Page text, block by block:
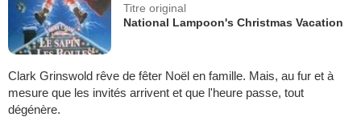
Titre original
National Lampoon's Christmas Vacation
Clark Grinswold rêve de fêter Noël en famille. Mais, au fur et à
mesure que les invités arrivent et que l'heure passe, tout
dégénère.